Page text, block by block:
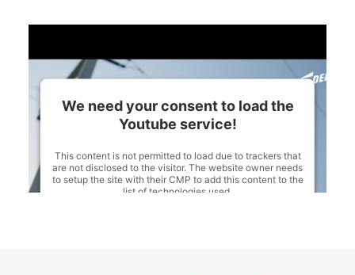
We need your consent to load the
Youtube service!
This content is not permitted to load due to trackers that
are not disclosed to the visitor. The website owner needs
to setup the site with their CMP to add this content to the
list of technologies used.